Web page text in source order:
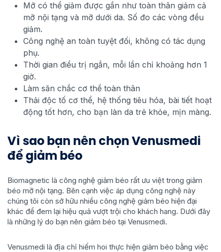
Mỡ có thể giảm được gần như toàn thân giảm cả
mỡ nội tạng và mỡ dưới da. Số đo các vòng đều
giảm.
Công nghệ an toàn tuyệt đối, không có tác dụng
phụ.
Thời gian điều trị ngắn, mỗi lần chỉ khoảng hơn 1
giờ.
Làm săn chắc cơ thể toàn thân
Thải độc tố cơ thể, hệ thống tiêu hóa, bài tiết hoạt
động tốt hơn, cho bạn làn da trẻ khỏe, mịn màng.
Vì sao bạn nên chọn Venusmedi
để giảm béo
Biomagnetic là công nghệ giảm béo rất ưu việt trong giảm
béo mỡ nội tạng. Bên cạnh việc áp dụng công nghệ này
chúng tôi còn sở hữu nhiều công nghệ giảm béo hiện đại
khác để đem lại hiệu quả vượt trội cho khách hang. Dưới đây
là những lý do bạn nên giảm béo tại Venusmedi.
Venusmedi là địa chỉ hiếm hoi thực hiện giảm béo bằng việc